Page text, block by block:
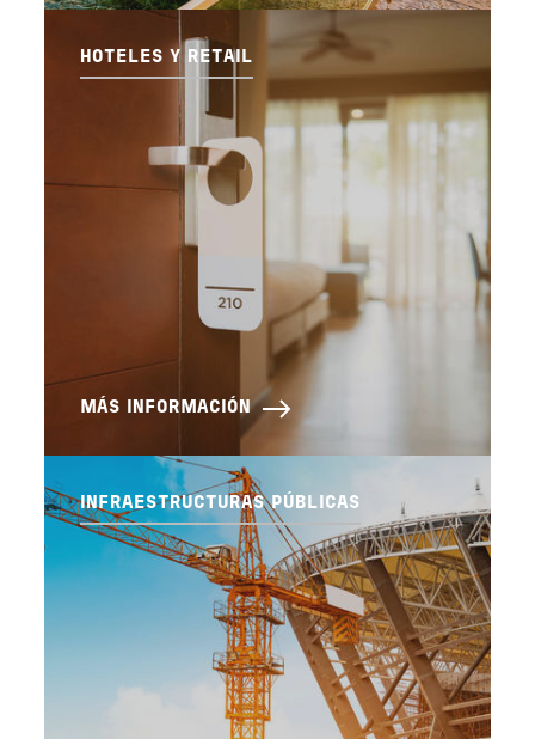
HOTELES Y RETAIL
MÁS INFORMACIÓN
INFRAESTRUCTURAS PÚBLICAS